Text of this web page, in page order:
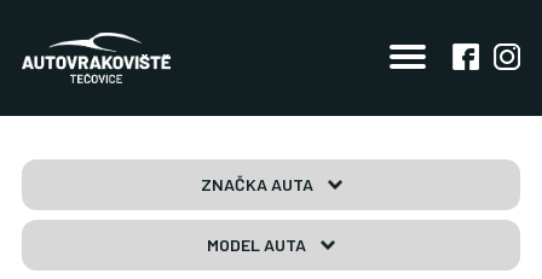
ZNAČKA AUTA
MODEL AUTA